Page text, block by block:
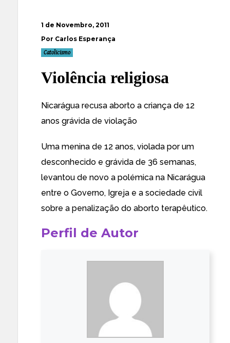
1 de Novembro, 2011
Por Carlos Esperança
Catolicismo
Violência religiosa
Nicarágua recusa aborto a criança de 12
anos grávida de violação
Uma menina de 12 anos, violada por um
desconhecido e grávida de 36 semanas,
levantou de novo a polémica na Nicarágua
entre o Governo, Igreja e a sociedade civil
sobre a penalização do aborto terapêutico.
Perfil de Autor